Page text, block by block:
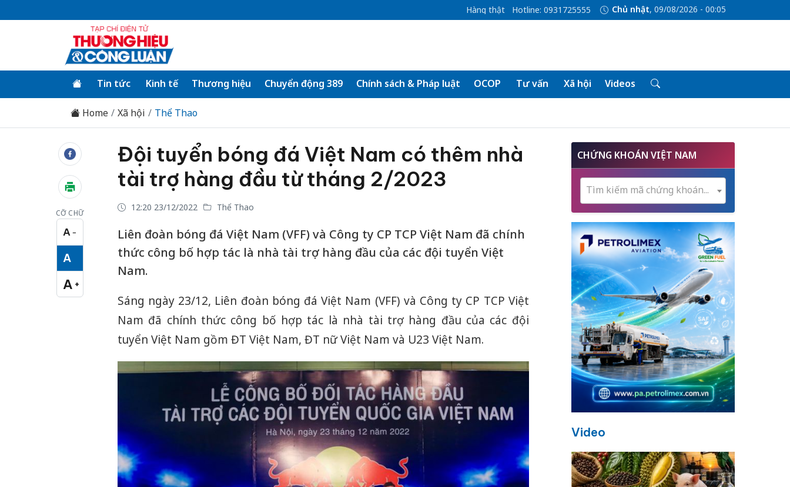
Hàng thật Hotline: 0931725555 Chủ nhật, 09/08/2026 - 00:05
Tin tức Kinh tế Thương hiệu Chuyển động 389 Chính sách & Pháp luật OCOP Tư vấn Xã hội Videos
Home Xã hội Thể Thao
CỠ CHỮ
A −
Cỡ chữ nhỏ
A
Cỡ chữ vừa
A +
Cỡ chữ lớn
Đội tuyển bóng đá Việt Nam có thêm nhà
tài trợ hàng đầu từ tháng 2/2023
12:20 23/12/2022 Thể Thao
Liên đoàn bóng đá Việt Nam (VFF) và Công ty CP TCP Việt Nam đã chính
thức công bố hợp tác là nhà tài trợ hàng đầu của các đội tuyển Việt
Nam.
Sáng ngày 23/12, Liên đoàn bóng đá Việt Nam (VFF) và Công ty CP TCP Việt
Nam đã chính thức công bố hợp tác là nhà tài trợ hàng đầu của các đội
tuyển Việt Nam gồm ĐT Việt Nam, ĐT nữ Việt Nam và U23 Việt Nam.
CHỨNG KHOÁN VIỆT NAM
Tìm kiếm mã chứng khoán...
Video